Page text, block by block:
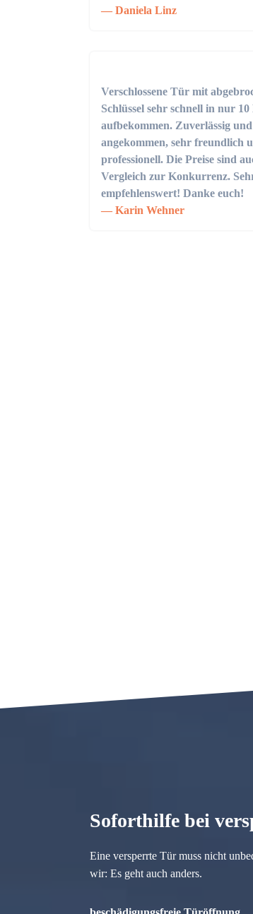
Daniela Linz
Verschlossene Tür mit
Schlüssel sehr schnell in nur
aufbekommen. Zuverlässig
angekommen, sehr freundlich
professionell. Die Preise sind
Vergleich zur Konkurrenz.
empfehlenswert! Danke euch!
Karin Wehner
Soforthilfe bei
Eine versperrte Tür muss nicht
wir: Es geht auch anders.